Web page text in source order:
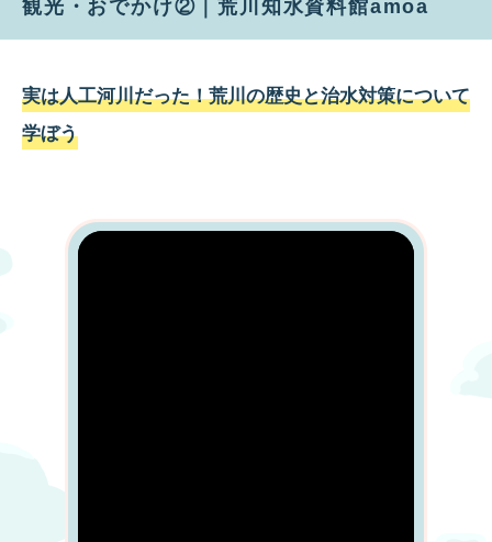
観光・おでかけ②｜荒川知水資料館amoa
実は人工河川だった！荒川の歴史と治水対策について
学ぼう